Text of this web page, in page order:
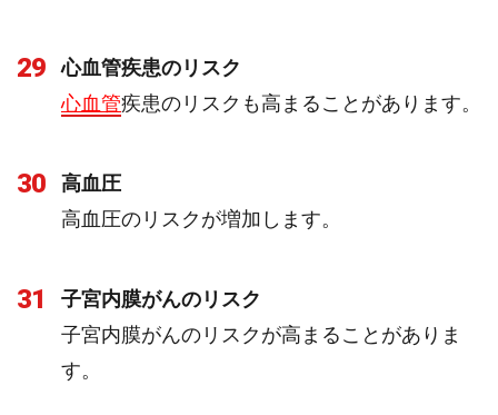
29
心血管疾患のリスク
心血管疾患のリスクも高まることがあります。
30
高血圧
高血圧のリスクが増加します。
31
子宮内膜がんのリスク
子宮内膜がんのリスクが高まることがありま
す。